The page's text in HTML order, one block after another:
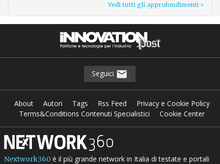
Vedi tutti gli approfondimenti >
Seguici
About Autori Tags Rss Feed
Privacy e Cookie Policy
Terms&Conditions Contenuti Specialistici
Cookie Center
Nextwork360è il più grande network in Italia di testate e portali